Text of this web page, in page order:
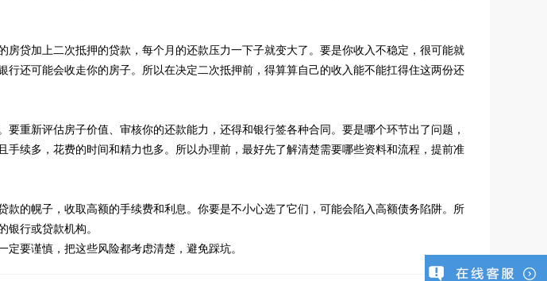
房贷加上二次抵押的贷款，每个月的还款压力一下子就变大了。要是你收入不稳定，很可能就
行还可能会收走你的房子。所以在决定二次抵押前，得算算自己的收入能不能扛得住这两份还
要重新评估房子价值、审核你的还款能力，还得和银行签各种合同。要是哪个环节出了问题，
手续多，花费的时间和精力也多。所以办理前，最好先了解清楚需要哪些资料和流程，提前准
款的幌子，收取高额的手续费和利息。你要是不小心选了它们，可能会陷入高额债务陷阱。所
行或贷款机构。
要谨慎，把这些风险都考虑清楚，避免踩坑。